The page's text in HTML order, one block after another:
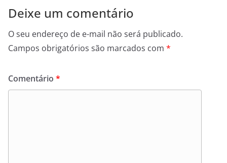
Deixe um comentário
O seu endereço de e-mail não será publicado.
Campos obrigatórios são marcados com *
Comentário *